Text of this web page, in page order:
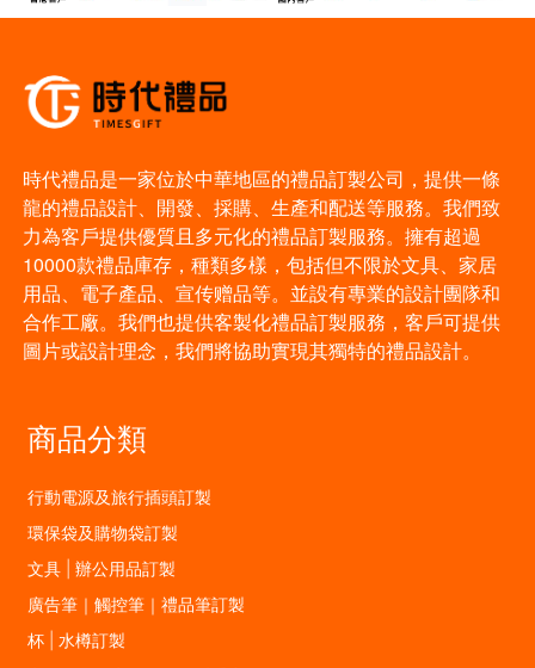
時代禮品是一家位於中華地區的禮品訂製公司，提供一條
龍的禮品設計、開發、採購、生產和配送等服務。我們致
力為客戶提供優質且多元化的禮品訂製服務。擁有超過
10000款禮品庫存，種類多樣，包括但不限於文具、家居
用品、電子產品、宣传赠品等。並設有專業的設計團隊和
合作工廠。我們也提供客製化禮品訂製服務，客戶可提供
圖片或設計理念，我們將協助實現其獨特的禮品設計。
商品分類
行動電源及旅行插頭訂製
環保袋及購物袋訂製
文具 | 辦公用品訂製
廣告筆｜觸控筆｜禮品筆訂製
杯 | 水樽訂製